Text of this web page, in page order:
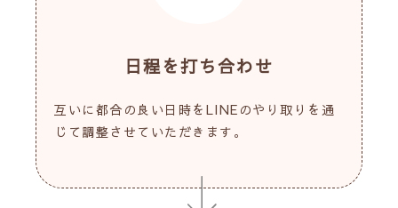
日程を打ち合わせ
互いに都合の良い日時をLINEのやり取りを通
じて調整させていただきます。